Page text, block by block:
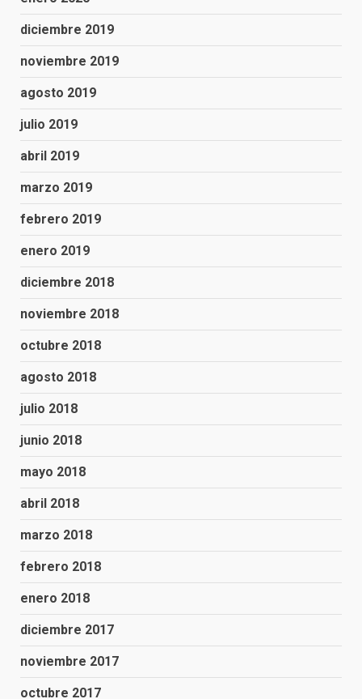
diciembre 2019
noviembre 2019
agosto 2019
julio 2019
abril 2019
marzo 2019
febrero 2019
enero 2019
diciembre 2018
noviembre 2018
octubre 2018
agosto 2018
julio 2018
junio 2018
mayo 2018
abril 2018
marzo 2018
febrero 2018
enero 2018
diciembre 2017
noviembre 2017
octubre 2017